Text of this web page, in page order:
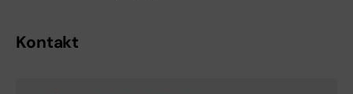
Kontakt